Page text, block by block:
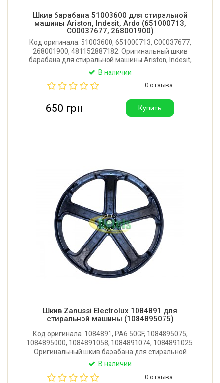
Шкив барабана 51003600 для стиральной
машины Ariston, Indesit, Ardo (651000713,
C00037677, 268001900)
Код оригинала: 51003600, 651000713, C00037677,
268001900, 481152887182. Оригинальный шкив
барабана для стиральной машины Ariston, Indesit,
Ardo, Whirlpool. Диаметр: 290 мм. Посадочное место:
Италия.
В наличии
0 отзыва
650 грн Купить
Шкив Zanussi Electrolux 1084891 для
стиральной машины (1084895075)
Код оригинала: 1084891, PA6 50GF, 1084895075,
1084895000, 1084891058, 1084891074, 1084891025.
Оригинальный шкив барабана для стиральной
машины Zanussi, Electrolux, AEG. Диаметр: 273 мм.
упаковке Electrolux.
В наличии
0 отзыва